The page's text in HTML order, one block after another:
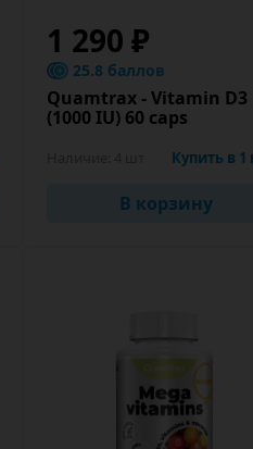
1 290 ₽
25.8 баллов
Quamtrax - Vitamin D3
(1000 IU) 60 caps
Купить в 1
В корзину